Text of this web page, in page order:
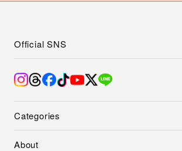
Categories
About
Official SNS